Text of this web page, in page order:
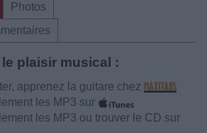
Photos
plaisir musical :
apprenez la guitare chez
les MP3 sur
les MP3 ou trouver le CD sur